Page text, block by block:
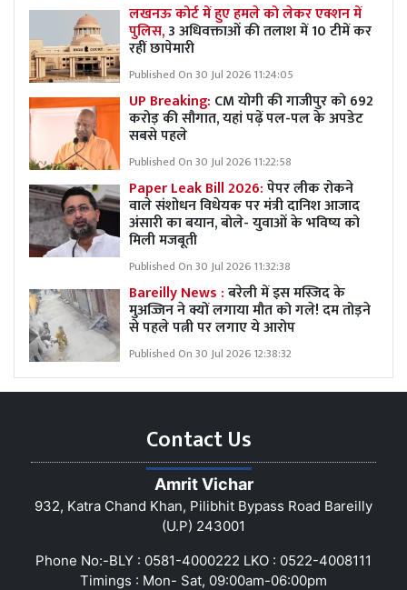
लखनऊ कोर्ट में हुए हमले को लेकर एक्शन में
पुलिस,3 अधिवक्ताओं की तलाश में 10 टीमें कर
रहीं छापेमारी
Published On 30 Jul 2026 11:24:05
UP Breaking: CM योगी की गाजीपुर को 692
करोड़ की सौगात, यहां पढ़ें पल-पल के अपडेट
सबसे पहले
Published On 30 Jul 2026 11:22:58
Paper Leak Bill 2026:पेपर लीक रोकने
वाले संशोधन विधेयक पर मंत्री दानिश आजाद
अंसारी का बयान, बोले- युवाओं के भविष्य को
मिली मजबूती
Published On 30 Jul 2026 11:32:38
Bareilly News :बरेली में इस मस्जिद के
मुअज्जिन ने क्यों लगाया मौत को गले! दम तोड़ने
से पहले पत्नी पर लगाए ये आरोप
Published On 30 Jul 2026 12:38:32
Contact Us
Amrit Vichar
932, Katra Chand Khan, Pilibhit Bypass Road Bareilly
(U.P) 243001
Phone No:-BLY : 0581-4000222 LKO : 0522-4008111
Timings : Mon- Sat, 09:00am-06:00pm